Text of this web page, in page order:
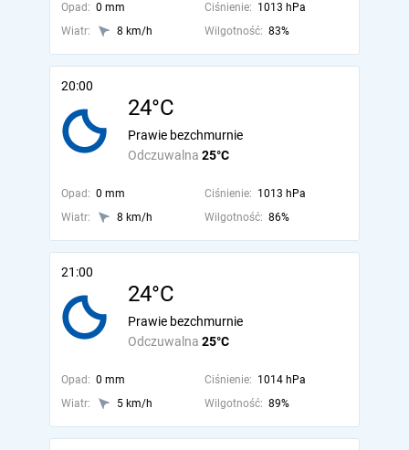
Opad: 0 mm Ciśnienie: 1013 hPa
Wiatr:
8 km/h Wilgotność: 83%
20:00
24°C
Odczuwalna 25°C
Prawie bezchmurnie
Opad: 0 mm Ciśnienie: 1013 hPa
Wiatr:
8 km/h Wilgotność: 86%
21:00
24°C
Odczuwalna 25°C
Prawie bezchmurnie
Opad: 0 mm Ciśnienie: 1014 hPa
Wiatr:
5 km/h Wilgotność: 89%